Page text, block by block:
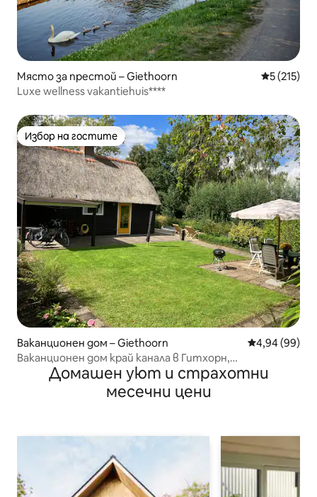
Място за престой – Giethoorn Средна
5 (215)
Luxe wellness vakantiehuis****
Избор на гостите
Избор на гостите
Ваканционен дом – Giethoorn Средна
4,94 (99)
Ваканционен дом край канала в Гитхорн,
допълнителна лодка
Домашен уют и страхотни
месечни цени